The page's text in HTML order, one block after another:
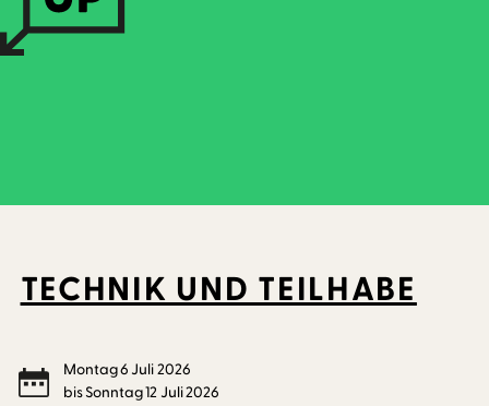
TECHNIK UND TEILHABE
Montag6 Juli2026
bisSonntag12 Juli2026